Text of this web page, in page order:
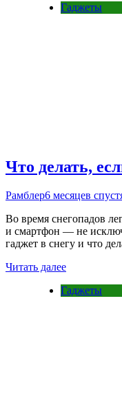
Гаджеты
Что делать,
Рамблер6 месяцев
Во время снегопадов
и смартфон — не
гаджет в снегу и что
Читать далее
Гаджеты